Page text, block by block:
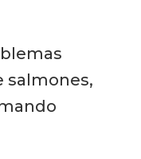
salmones,